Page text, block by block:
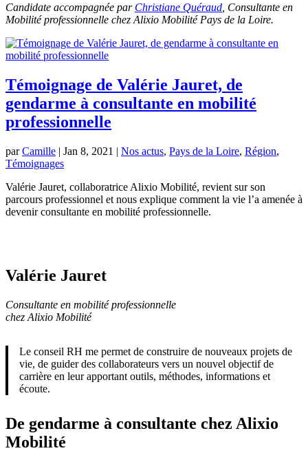
Candidate accompagnée par Christiane Quéraud , Consultante en
Mobilité professionnelle chez Alixio Mobilité Pays de la Loire.
Témoignage de Valérie Jauret, de
gendarme à consultante en mobilité
professionnelle
parCamille | Jan 8, 2021 | Nos actus, Pays de la Loire, Région,
Témoignages
Valérie Jauret, collaboratrice Alixio Mobilité, revient sur son
parcours professionnel et nous explique comment la vie l’a amenée à
devenir consultante en mobilité professionnelle.
Valérie Jauret
Consultante en mobilité professionnelle
chez Alixio Mobilité
Le conseil RH me permet de construire de nouveaux projets de
vie, de guider des collaborateurs vers un nouvel objectif de
carrière en leur apportant outils, méthodes, informations et
écoute.
De gendarme à consultante chez Alixio
Mobilité